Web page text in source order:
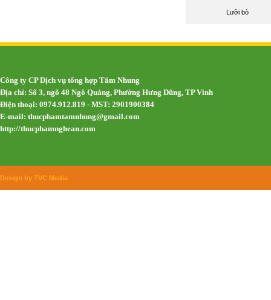
Lưỡi bò
Công ty CP Dịch vụ tổng hợp Tâm Nhung
Địa chỉ: Số 3, ngõ 48 Ngô Quảng, Phường Hưng Dũng, TP Vinh
Điện thoại: 0974.912.819 - MST: 2901900384
E-mail: thucphamtamnhung@gmail.com
http://thucphamnghean.com
Design by TVC Media